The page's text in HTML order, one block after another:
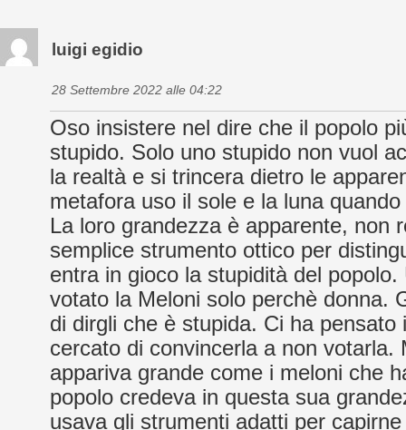
luigi egidio
28 Settembre 2022 alle 04:22
Oso insistere nel dire che il popolo
stupido. Solo uno stupido non vuol
la realtà e si trincera dietro le
metafora uso il sole e la luna quando
La loro grandezza è apparente, non
semplice strumento ottico per
entra in gioco la stupidità del
votato la Meloni solo perchè donna.
di dirgli che è stupida. Ci ha pensato
cercato di convincerla a non votarla.
appariva grande come i meloni che
popolo credeva in questa sua
usava gli strumenti adatti per